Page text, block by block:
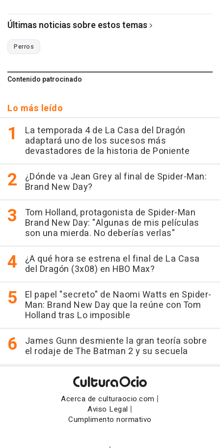
Últimas noticias sobre estos temas
Perros
Contenido patrocinado
Lo más leído
La temporada 4 de La Casa del Dragón
adaptará uno de los sucesos más
devastadores de la historia de Poniente
¿Dónde va Jean Grey al final de Spider-Man:
Brand New Day?
Tom Holland, protagonista de Spider-Man
Brand New Day: "Algunas de mis películas
son una mierda. No deberías verlas"
¿A qué hora se estrena el final de La Casa
del Dragón (3x08) en HBO Max?
El papel "secreto" de Naomi Watts en Spider-
Man: Brand New Day que la reúne con Tom
Holland tras Lo imposible
James Gunn desmiente la gran teoría sobre
el rodaje de The Batman 2 y su secuela
Acerca de culturaocio.com |
Aviso Legal |
Cumplimento normativo